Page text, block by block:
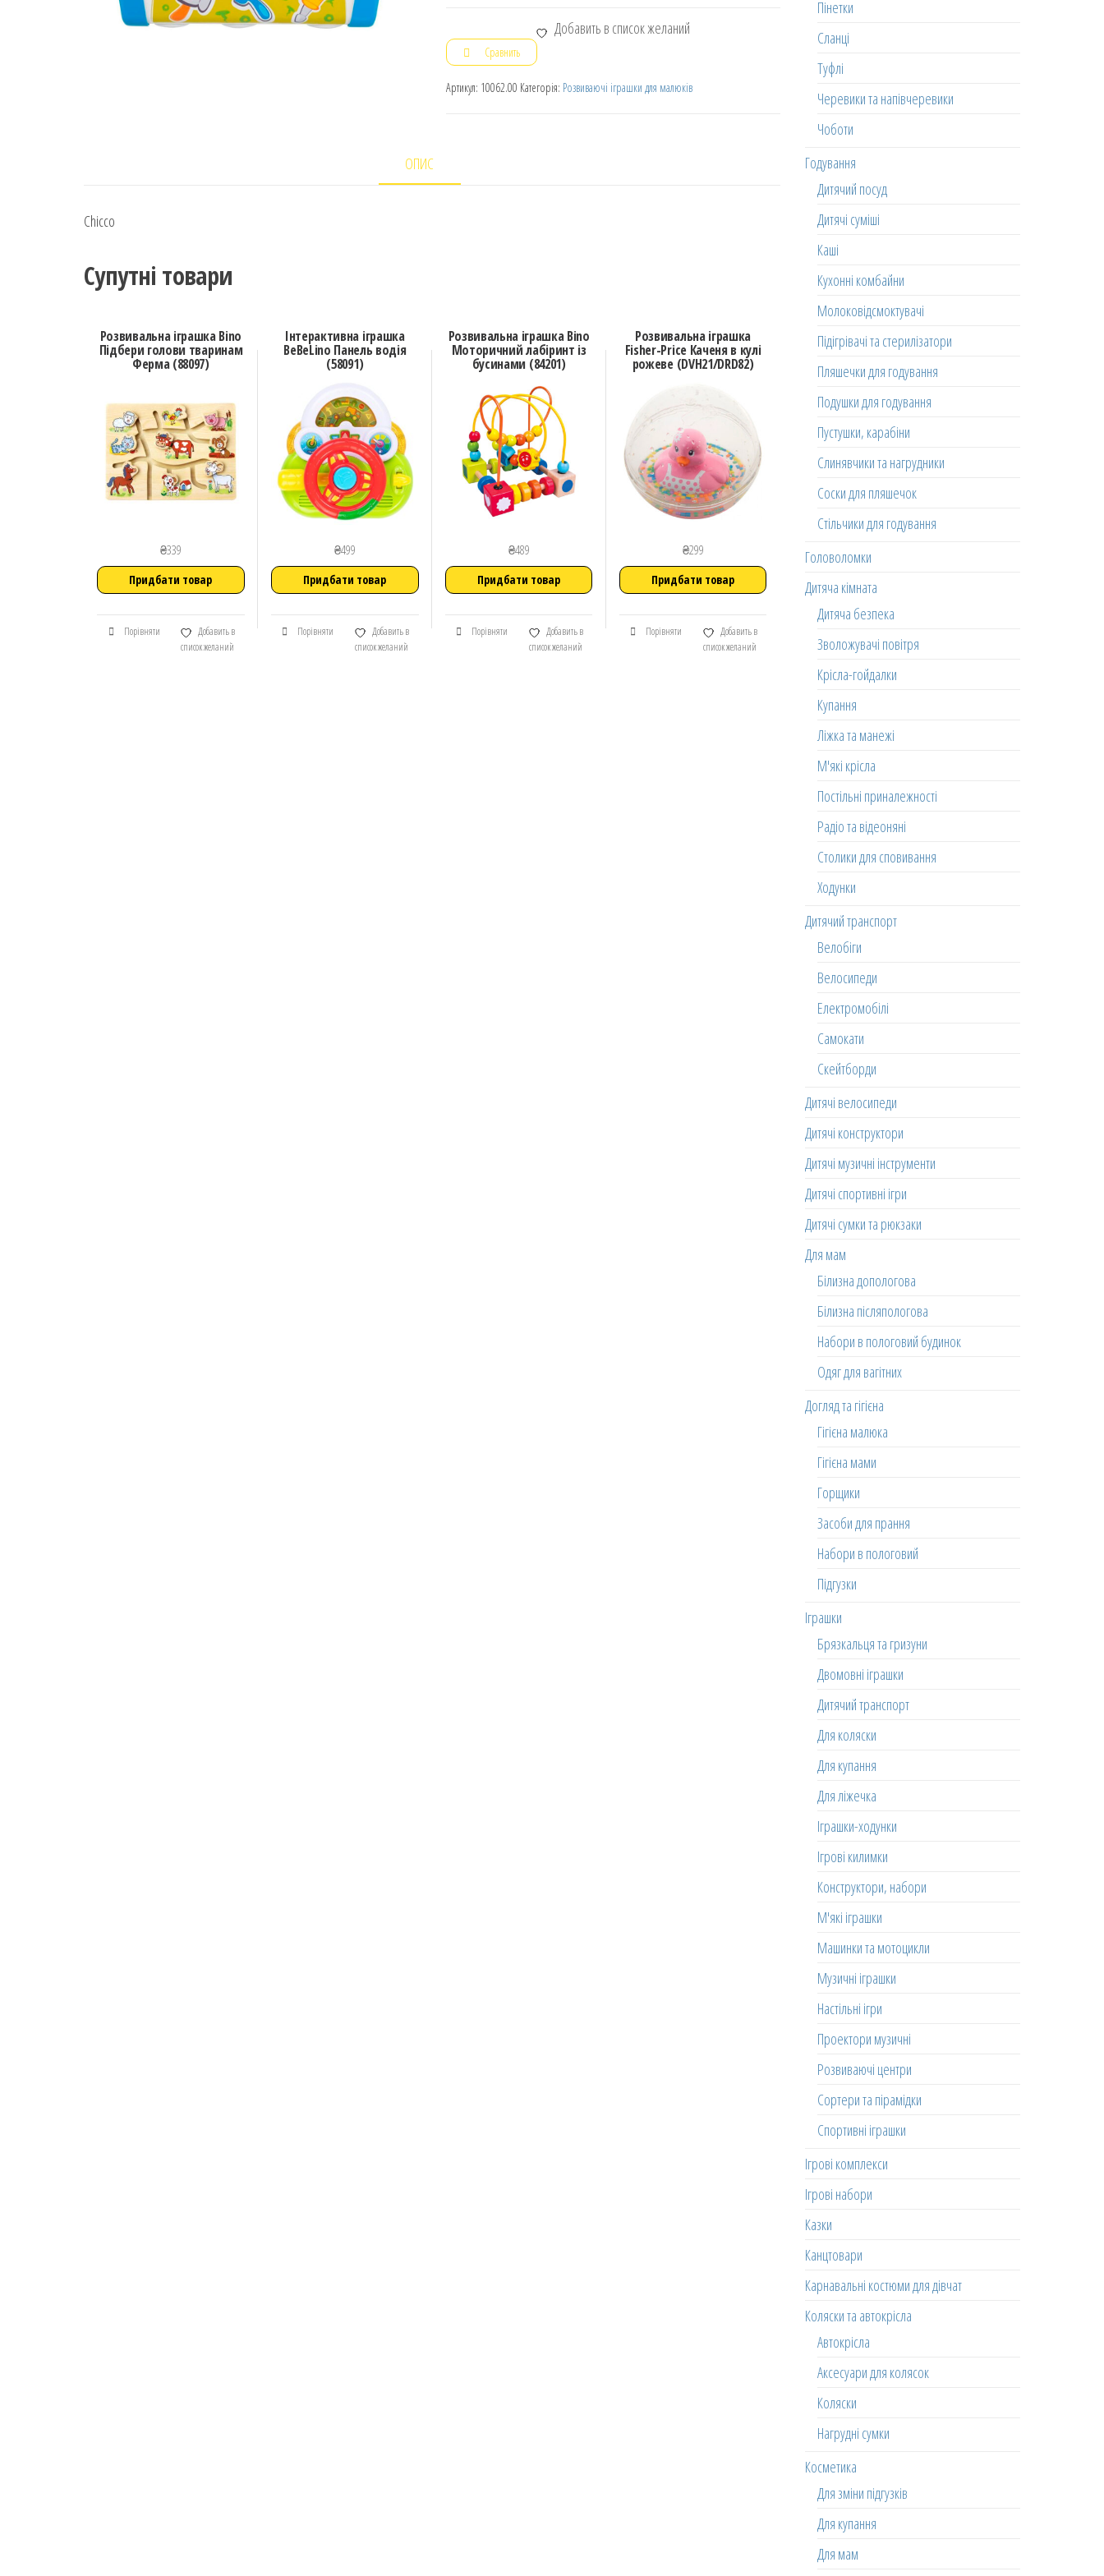
Добавить в список желаний
Сравнить
Артикул: 10062.00 Категорія: Розвиваючі іграшки для малюків
ОПИС
Chicco
Супутні товари
Розвивальна іграшка Bino
Підбери голови тваринам
Ферма (88097)
₴339
Придбати товар
Порівняти
Добавить в
список желаний
Інтерактивна іграшка
BeBeLino Панель водія
(58091)
₴499
Придбати товар
Порівняти
Добавить в
список желаний
Розвивальна іграшка Bino
Моторичний лабіринт із
бусинами (84201)
₴489
Придбати товар
Порівняти
Добавить в
список желаний
Розвивальна іграшка
Fisher-Price Каченя в кулі
рожеве (DVH21/DRD82)
₴299
Придбати товар
Порівняти
Добавить в
список желаний
Пінетки
Сланці
Туфлі
Черевики та напівчеревики
Чоботи
Годування
Дитячий посуд
Дитячі суміші
Каші
Кухонні комбайни
Молоковідсмоктувачі
Підігрівачі та стерилізатори
Пляшечки для годування
Подушки для годування
Пустушки, карабіни
Слинявчики та нагрудники
Соски для пляшечок
Стільчики для годування
Головоломки
Дитяча кімната
Дитяча безпека
Зволожувачі повітря
Крісла-гойдалки
Купання
Ліжка та манежі
М'які крісла
Постільні приналежності
Радіо та відеоняні
Столики для сповивання
Ходунки
Дитячий транспорт
Велобіги
Велосипеди
Електромобілі
Самокати
Скейтборди
Дитячі велосипеди
Дитячі конструктори
Дитячі музичні інструменти
Дитячі спортивні ігри
Дитячі сумки та рюкзаки
Для мам
Білизна допологова
Білизна післяпологова
Набори в пологовий будинок
Одяг для вагітних
Догляд та гігієна
Гігієна малюка
Гігієна мами
Горщики
Засоби для прання
Набори в пологовий
Підгузки
Іграшки
Брязкальця та гризуни
Двомовні іграшки
Дитячий транспорт
Для коляски
Для купання
Для ліжечка
Іграшки-ходунки
Ігрові килимки
Конструктори, набори
М'які іграшки
Машинки та мотоцикли
Музичні іграшки
Настільні ігри
Проектори музичні
Розвиваючі центри
Сортери та пірамідки
Спортивні іграшки
Ігрові комплекси
Ігрові набори
Казки
Канцтовари
Карнавальні костюми для дівчат
Коляски та автокрісла
Автокрісла
Аксесуари для колясок
Коляски
Нагрудні сумки
Косметика
Для зміни підгузків
Для купання
Для мам